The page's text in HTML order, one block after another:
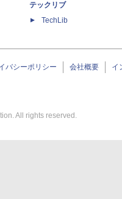
テックリブ
TechLib
バシーポリシー 会社概要 イ
All rights reserved.